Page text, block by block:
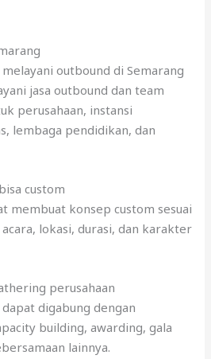
outbound di Semarang
jasa outbound dan team
perusahaan, instansi
lembaga pendidikan, dan
custom
membuat konsep custom sesuai
lokasi, durasi, dan karakter
perusahaan
digabung dengan
building, awarding, gala
lainnya.